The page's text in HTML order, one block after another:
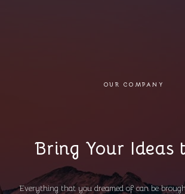
OUR COMPANY
Bring Your Ideas
Everything that you dreamed of can be